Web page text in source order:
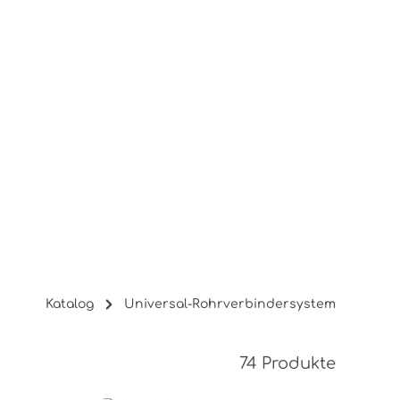
Katalog Universal-Rohrverbindersystem
74 Produkte